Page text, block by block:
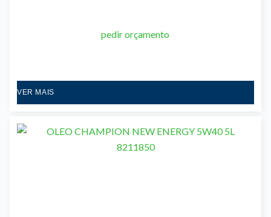
pedir orçamento
VER MAIS